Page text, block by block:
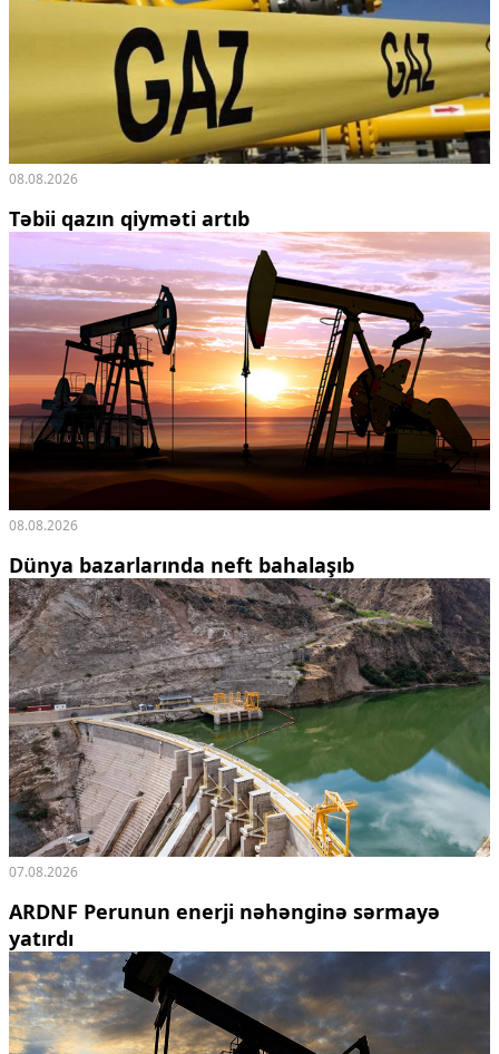
08.08.2026
Təbii qazın qiyməti artıb
08.08.2026
Dünya bazarlarında neft bahalaşıb
07.08.2026
ARDNF Perunun enerji nəhənginə sərmayə
yatırdı